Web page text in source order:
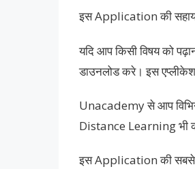
इस Application की
यदि आप किसी विषय को
डाउनलोड करे। इस
Unacademy से आप
Distance Learning भी
इस Application की सबसे